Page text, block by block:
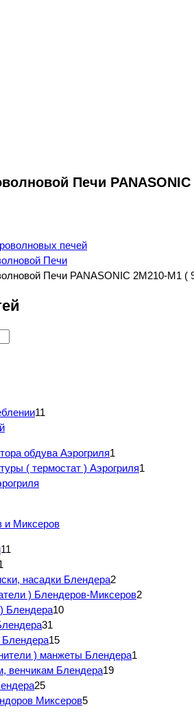
Печи PANASONIC
печей
Печи
Печи PANASONIC 2M210-M1 (
11
обдува Аэрогриля1
( термостат ) Аэрогриля1
и Миксеров
11
насадки Блендера2
) Блендеров-Миксеров2
Блендера10
31
15
) манжеты Блендера1
венчикам Блендера19
25
Миксеров5